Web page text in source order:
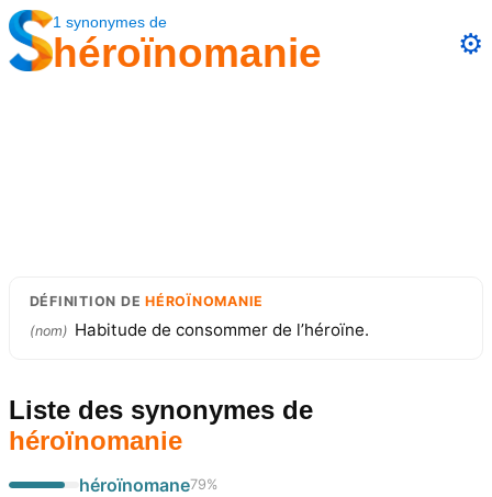
1 synonymes de
héroïnomanie ⚙️
DÉFINITION DEHÉROÏNOMANIE
(nom) Habitude de consommer de l’héroïne.
Liste des synonymes de
héroïnomanie
héroïnomane79%